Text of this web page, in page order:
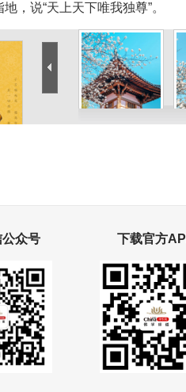
，说“天上天下唯我独尊”。
众号 下载官方